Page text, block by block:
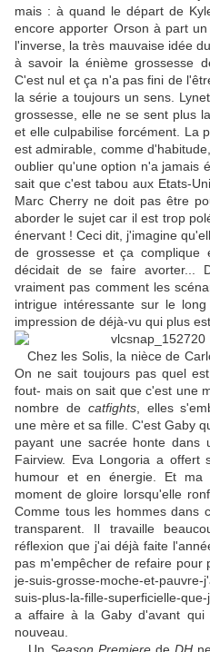
mais : à quand le départ de
encore apporter Orson à part
l'inverse, la très mauvaise idée
à savoir la énième grossesse
C'est nul et ça n'a pas fini de
la série a toujours un sens.
grossesse, elle ne se sent plus
et elle culpabilise forcément. La
est admirable, comme
oublier qu'une option n'a jamais
sait que c'est tabou aux Etats-
Marc Cherry ne doit pas être
aborder le sujet car il est trop
énervant ! Ceci dit, j'imagine
de grossesse et ça complique
décidait de se faire avorter...
vraiment pas comment les
intrigue intéressante sur le
impression de déjà-vu qui plus est.
Chez les Solis, la nièce de
On ne sait toujours pas quel
fout- mais on sait que c'est une
nombre de catfights, elles
une mère et sa fille. C'est Gaby
payant une sacrée honte
Fairview. Eva Longoria a offert
humour et en énergie. Et
moment de gloire lorsqu'elle
Comme tous les hommes dans
transparent. Il travaille
réflexion que j'ai déjà faite
pas m'empêcher de refaire pour
je-suis-grosse-moche-et-pauvre-
suis-plus-la-fille-superficielle-
a affaire à la Gaby d'avant
nouveau.